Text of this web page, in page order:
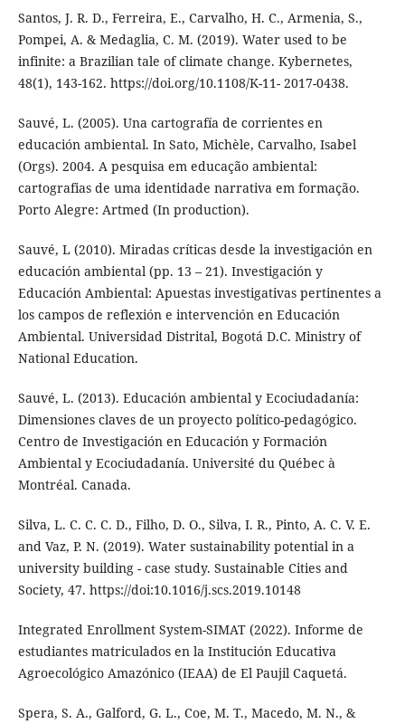
Santos, J. R. D., Ferreira, E., Carvalho, H. C., Armenia, S.,
Pompei, A. & Medaglia, C. M. (2019). Water used to be
infinite: a Brazilian tale of climate change. Kybernetes,
48(1), 143-162. https://doi.org/10.1108/K-11- 2017-0438.
Sauvé, L. (2005). Una cartografía de corrientes en
educación ambiental. In Sato, Michèle, Carvalho, Isabel
(Orgs). 2004. A pesquisa em educação ambiental:
cartografias de uma identidade narrativa em formação.
Porto Alegre: Artmed (In production).
Sauvé, L (2010). Miradas críticas desde la investigación en
educación ambiental (pp. 13 – 21). Investigación y
Educación Ambiental: Apuestas investigativas pertinentes a
los campos de reflexión e intervención en Educación
Ambiental. Universidad Distrital, Bogotá D.C. Ministry of
National Education.
Sauvé, L. (2013). Educación ambiental y Ecociudadanía:
Dimensiones claves de un proyecto político-pedagógico.
Centro de Investigación en Educación y Formación
Ambiental y Ecociudadanía. Université du Québec à
Montréal. Canada.
Silva, L. C. C. C. D., Filho, D. O., Silva, I. R., Pinto, A. C. V. E.
and Vaz, P. N. (2019). Water sustainability potential in a
university building - case study. Sustainable Cities and
Society, 47. https://doi:10.1016/j.scs.2019.10148
Integrated Enrollment System-SIMAT (2022). Informe de
estudiantes matriculados en la Institución Educativa
Agroecológico Amazónico (IEAA) de El Paujil Caquetá.
Spera, S. A., Galford, G. L., Coe, M. T., Macedo, M. N., &